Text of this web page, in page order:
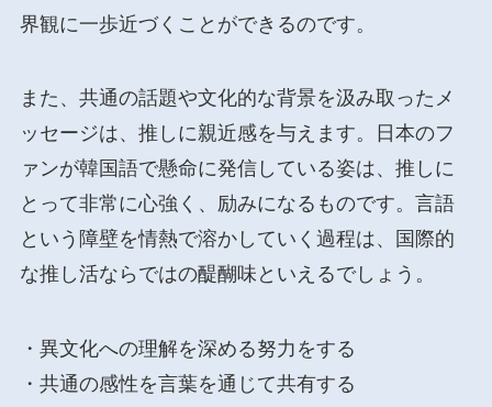
界観に一歩近づくことができるのです。
また、共通の話題や文化的な背景を汲み取ったメ
ッセージは、推しに親近感を与えます。日本のフ
ァンが韓国語で懸命に発信している姿は、推しに
とって非常に心強く、励みになるものです。言語
という障壁を情熱で溶かしていく過程は、国際的
な推し活ならではの醍醐味といえるでしょう。
・異文化への理解を深める努力をする
・共通の感性を言葉を通じて共有する